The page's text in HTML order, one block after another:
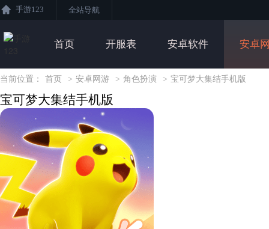
手游123 全站导航
首页 开服表 安卓软件 安卓
当前位置： 首页 > 安卓网游 > 角色扮演 > 宝可梦大集结手机版
宝可梦大集结手机版